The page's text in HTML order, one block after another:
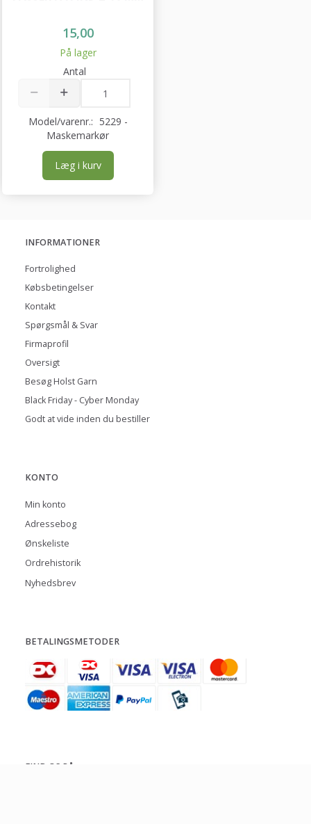
15,00
På lager
Antal
Model/varenr.: 5229 -
Maskemarkør
Læg i kurv
INFORMATIONER
Fortrolighed
Købsbetingelser
Kontakt
Spørgsmål & Svar
Firmaprofil
Oversigt
Besøg Holst Garn
Black Friday - Cyber Monday
Godt at vide inden du bestiller
KONTO
Min konto
Adressebog
Ønskeliste
Ordrehistorik
Nyhedsbrev
BETALINGSMETODER
FIND OS PÅ